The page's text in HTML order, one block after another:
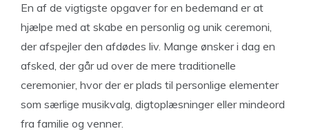
En af de vigtigste opgaver for en bedemand er at
hjælpe med at skabe en personlig og unik ceremoni,
der afspejler den afdødes liv. Mange ønsker i dag en
afsked, der går ud over de mere traditionelle
ceremonier, hvor der er plads til personlige elementer
som særlige musikvalg, digtoplæsninger eller mindeord
fra familie og venner.